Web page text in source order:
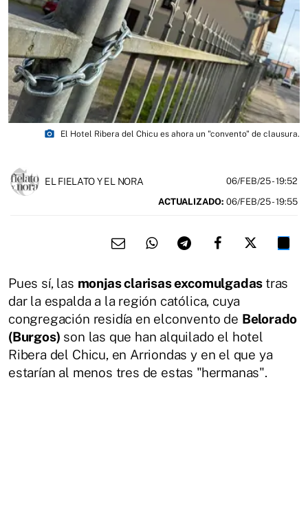
photo_camera El Hotel Ribera del Chicu es ahora un "convento" de clausura.
EL FIELATO Y EL NORA 06/FEB/25- 19:52
ACTUALIZADO: 06/FEB/25 - 19:55
Pues sí, las monjas clarisas excomulgadas tras
dar la espalda a la región católica, cuya
congregación residía en elconvento de Belorado
(Burgos) son las que han alquilado el hotel
Ribera del Chicu, en Arriondas y en el que ya
estarían al menos tres de estas "hermanas".